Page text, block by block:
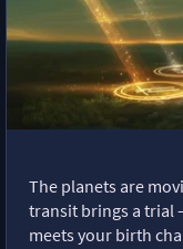
The planets are
transit brings a trial
meets your birth